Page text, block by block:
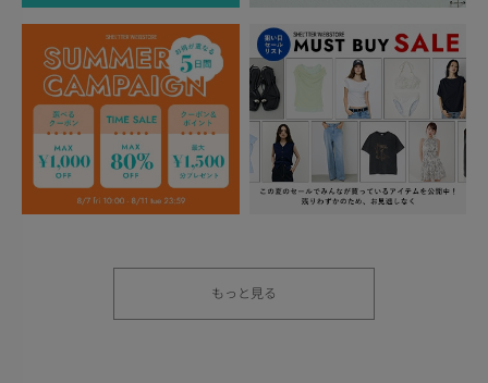
もっと見る